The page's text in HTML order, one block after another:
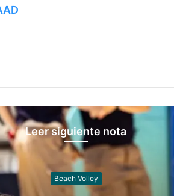
Leer siguiente nota
Beach Volley